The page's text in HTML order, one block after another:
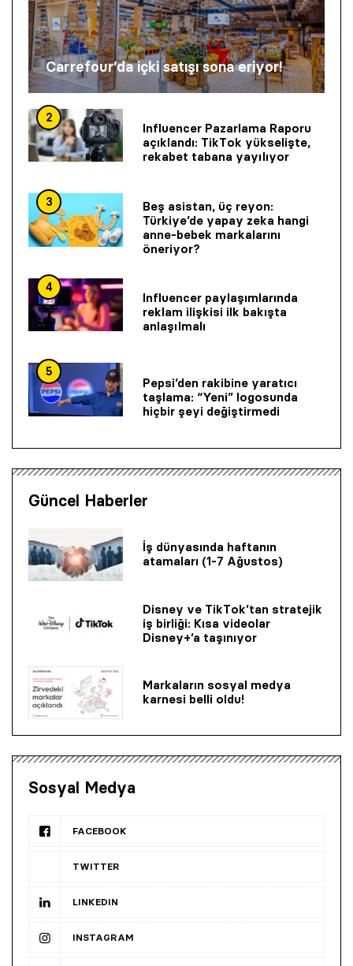
Carrefour’da içki satışı sona eriyor!
2
Influencer Pazarlama Raporu
açıklandı: TikTok yükselişte,
rekabet tabana yayılıyor
3
Beş asistan, üç reyon:
Türkiye’de yapay zeka hangi
anne-bebek markalarını
öneriyor?
4
Influencer paylaşımlarında
reklam ilişkisi ilk bakışta
anlaşılmalı
5
Pepsi’den rakibine yaratıcı
taşlama: “Yeni” logosunda
hiçbir şeyi değiştirmedi
Güncel Haberler
İş dünyasında haftanın
atamaları (1-7 Ağustos)
Disney ve TikTok’tan stratejik
iş birliği: Kısa videolar
Disney+’a taşınıyor
Markaların sosyal medya
karnesi belli oldu!
Sosyal Medya
FACEBOOK
TWITTER
LINKEDIN
INSTAGRAM